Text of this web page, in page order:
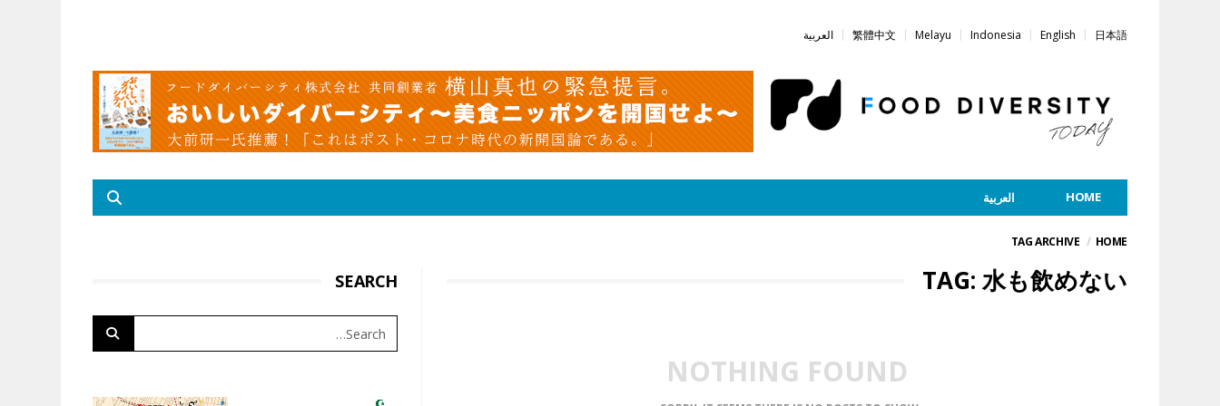
日本語
English
Indonesia
Melayu
繁體中文 العربية
HOME العربية
HOME
TAG ARCHIVE
TAG: 水も飲めない
NOTHING FOUND
SEARCH